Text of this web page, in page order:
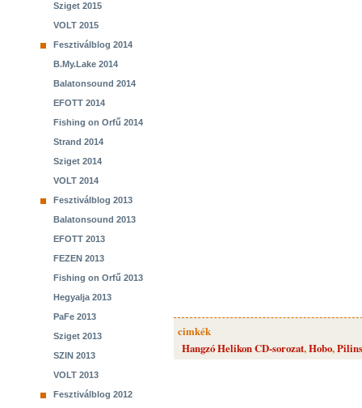
Sziget 2015
VOLT 2015
Fesztiválblog 2014
B.My.Lake 2014
Balatonsound 2014
EFOTT 2014
Fishing on Orfű 2014
Strand 2014
Sziget 2014
VOLT 2014
Fesztiválblog 2013
Balatonsound 2013
EFOTT 2013
FEZEN 2013
Fishing on Orfű 2013
Hegyalja 2013
PaFe 2013
Sziget 2013
SZIN 2013
VOLT 2013
Fesztiválblog 2012
cimkék
Hangzó Helikon CD-sorozat,Hobo,